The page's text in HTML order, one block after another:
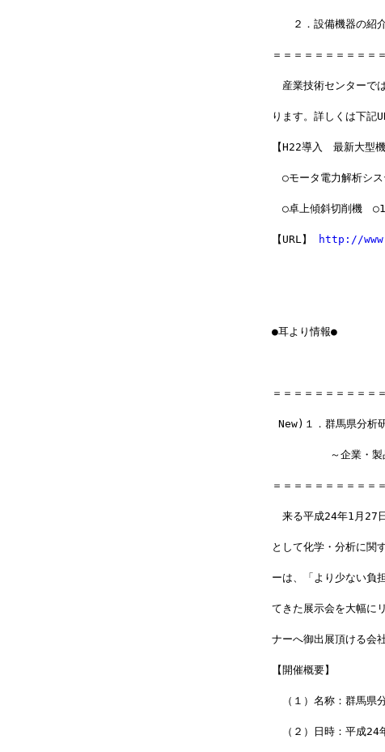
２．設備機器の紹
＝＝＝＝＝＝＝＝＝＝
産業技術センターで
ります。詳しくは下記
【H22導入　最新大型機
○モータ電力解析シス
○卓上傾斜切削機　
【URL】 http://
●耳より情報●
＝＝＝＝＝＝＝＝＝＝
New)１．群馬県分析
～企業・製
＝＝＝＝＝＝＝＝＝＝
来る平成24年1月27
として化学・分析に関
ーは、「より少ない負
てきた展示会を大幅に
ナーへ御出展頂ける会
【開催概要】
（１）名称：群馬県
（２）日時：平成24